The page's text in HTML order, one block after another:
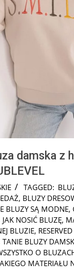
damska z
TAGGED:
, BLUZY
BLUZY SĄ MODNE,
JAK NOSIĆ BLUZĘ,
BLUZIE,
TANIE BLUZY
O
MATERIAŁU